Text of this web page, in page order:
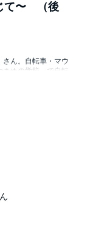
が望む）変化を遂
ておられます。
ドをお聴きくださ
と熱い想いがあ
上達するもので
苦労、そして、講師
してくださった。
魅力的なのだなと
験からお話しして
らに多くの人の話
とで、アイディ
て〜 （後
さん。自転車・マウ
まめの学校』で自転
ず